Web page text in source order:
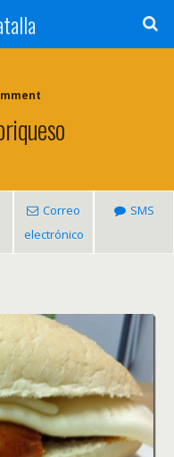
Correo
electrónico
SMS